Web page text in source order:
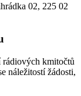
02, 225 02
kmitočtů
náležitostí žádosti,